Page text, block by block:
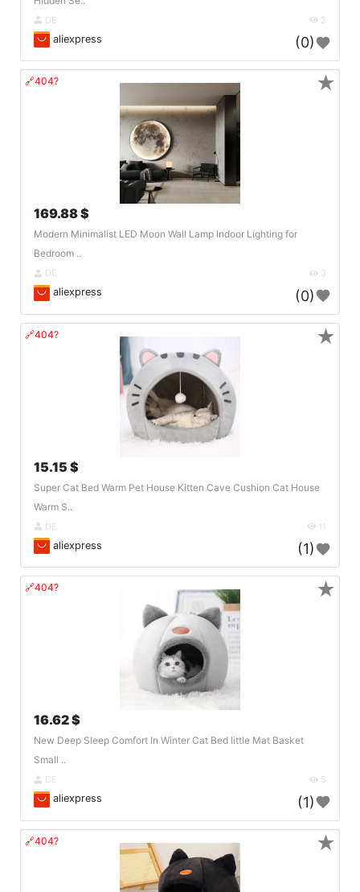
DE 2
aliexpress (0)
🔗404?
169.88 $
Modern Minimalist LED Moon Wall Lamp Indoor Lighting for
Bedroom ..
DE 3
aliexpress (0)
★
🔗404?
15.15 $
Super Cat Bed Warm Pet House Kitten Cave Cushion Cat House
Warm S..
DE 11
aliexpress (1)
★
🔗404?
16.62 $
New Deep Sleep Comfort In Winter Cat Bed Iittle Mat Basket
Small ..
DE 5
aliexpress (1)
★
🔗404? ★